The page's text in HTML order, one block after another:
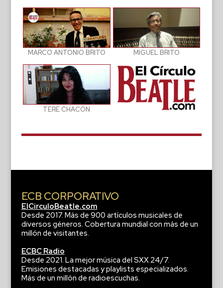
MARCO ANTONIO BRITO MIGUEL BRITO
TERE CHACÓN
ECB CORPORATIVO
ElCirculoBeatle.com
Desde 2017. Más de 900 artículos musicales de
diversos géneros. Cobertura mundial con más de un
millón de visitantes.
ECBC Radio
Desde 2021. La mejor música del SXX 24/7.
Emisiones destacadas y playlists especializados.
Más de un millón de radioescuchas.